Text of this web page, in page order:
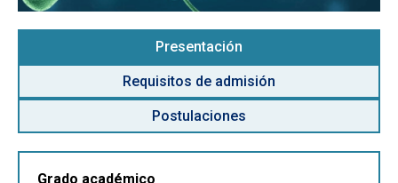
Presentación
Requisitos de admisión
Postulaciones
Grado académico